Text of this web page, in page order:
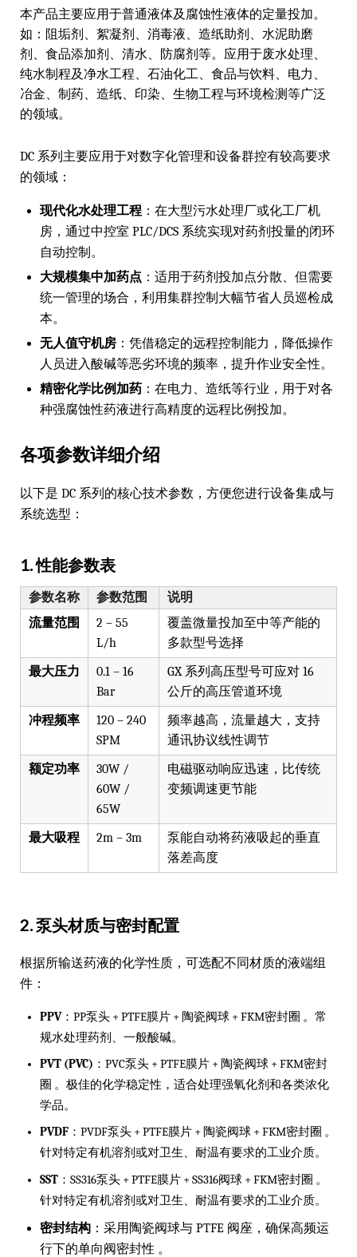
本产品主要应用于普通液体及腐蚀性液体的定量投加。
如：阻垢剂、絮凝剂、消毒液、造纸助剂、水泥助磨
剂、食品添加剂、清水、防腐剂等。应用于废水处理、
纯水制程及净水工程、石油化工、食品与饮料、电力、
冶金、制药、造纸、印染、生物工程与环境检测等广泛
的领域。
DC 系列主要应用于对数字化管理和设备群控有较高要求
的领域：
现代化水处理工程 ：在大型污水处理厂或化工厂机
房，通过中控室 PLC/DCS 系统实现对药剂投量的闭环
自动控制。
大规模集中加药点 ：适用于药剂投加点分散、但需要
统一管理的场合，利用集群控制大幅节省人员巡检成
本。
无人值守机房 ：凭借稳定的远程控制能力，降低操作
人员进入酸碱等恶劣环境的频率，提升作业安全性。
精密化学比例加药 ：在电力、造纸等行业，用于对各
种强腐蚀性药液进行高精度的远程比例投加。
各项参数详细介绍
以下是 DC 系列的核心技术参数，方便您进行设备集成与
系统选型：
1. 性能参数表
参数名称 参数范围
说明
流量范围
2 – 55
L/h
覆盖微量投加至中等产能的
多款型号选择
最大压力
0.1 – 16
Bar
GX 系列高压型号可应对 16
公斤的高压管道环境
冲程频率
120 – 240
SPM
频率越高，流量越大，支持
通讯协议线性调节
额定功率
30W /
60W /
65W
电磁驱动响应迅速，比传统
变频调速更节能
最大吸程 2m – 3m
泵能自动将药液吸起的垂直
落差高度
2. 泵头材质与密封配置
根据所输送药液的化学性质，可选配不同材质的液端组
件：
PPV：PP泵头 + PTFE膜片 + 陶瓷阀球 + FKM密封圈 。常
规水处理药剂、一般酸碱。
PVT (PVC) ：PVC泵头 + PTFE膜片 + 陶瓷阀球 + FKM密封
圈 。极佳的化学稳定性，适合处理强氧化剂和各类浓化
学品。
PVDF ：PVDF泵头 + PTFE膜片 + 陶瓷阀球 + FKM密封圈 。
针对特定有机溶剂或对卫生、耐温有要求的工业介质。
SST ：SS316泵头 + PTFE膜片 + SS316阀球 + FKM密封圈 。
针对特定有机溶剂或对卫生、耐温有要求的工业介质。
密封结构 ：采用陶瓷阀球与 PTFE 阀座，确保高频运
行下的单向阀密封性 。